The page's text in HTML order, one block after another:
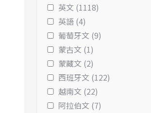
英文 (1118)
英語 (4)
葡萄牙文 (9)
蒙古文 (1)
蒙藏文 (2)
西班牙文 (122)
越南文 (22)
阿拉伯文 (7)